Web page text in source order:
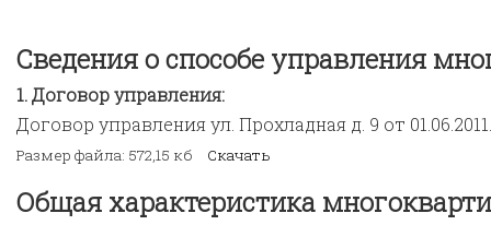
Сведения о способе управления
Договор управления:
Договор управления ул. Прохладная д. 9 от
Размер файла: 572,15 кб Скачать
Общая характеристика